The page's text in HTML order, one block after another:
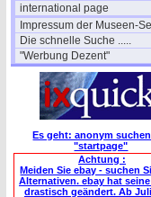
international page
Impressum der Museen-
Die schnelle Suche .....
"Werbung Dezent"
Es geht: anonym
"startpage"
Achtung :
Meiden Sie ebay - suchen
Alternativen. ebay hat
drastisch geändert. Ab